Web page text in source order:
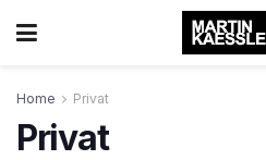
Home Privat
Privat